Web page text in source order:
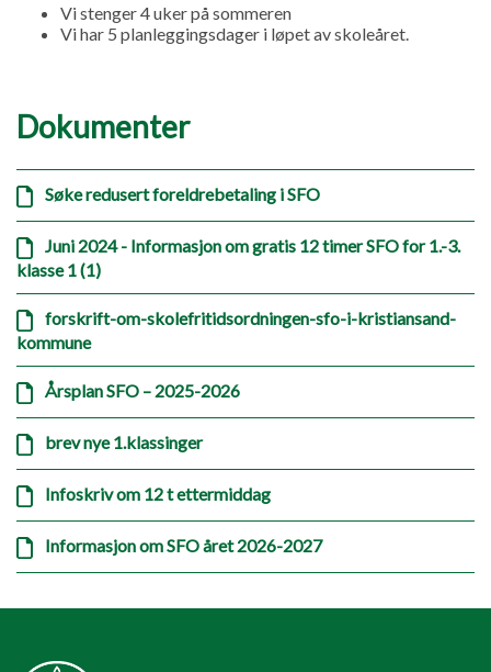
Vi stenger 4 uker på sommeren
Vi har 5 planleggingsdager i løpet av skoleåret.
Dokumenter
Søke redusert foreldrebetaling i SFO
Juni 2024 - Informasjon om gratis 12 timer SFO for 1.-3.
klasse 1 (1)
forskrift-om-skolefritidsordningen-sfo-i-kristiansand-
kommune
Årsplan SFO – 2025-2026
brev nye 1.klassinger
Infoskriv om 12 t ettermiddag
Informasjon om SFO året 2026-2027